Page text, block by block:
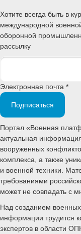
Хотите всегда быть в
международной
оборонной
рассылку
Электронная почта *
Подписаться
Портал «Военная
актуальная
вооруженных
комплекса, а также
и военной техники.
требованиями
может не совпадать с
Над созданием
информации трудится
экспертов в области